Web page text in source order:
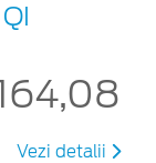
Vezi detalii